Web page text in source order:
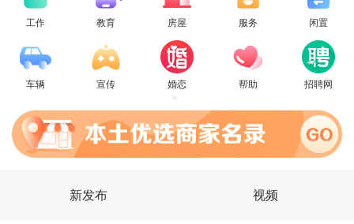
工作 教育 房屋 服务 闲置
车辆 宣传 婚恋 帮助 招聘网
新发布 视频